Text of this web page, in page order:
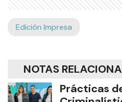
Edición Impresa
NOTAS
Prácticas